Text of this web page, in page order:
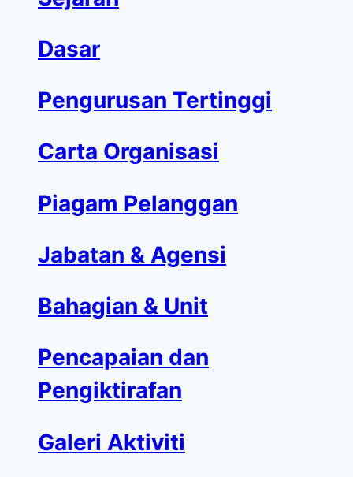
Dasar
Pengurusan Tertinggi
Carta Organisasi
Piagam Pelanggan
Jabatan & Agensi
Bahagian & Unit
Pencapaian dan
Pengiktirafan
Galeri Aktiviti